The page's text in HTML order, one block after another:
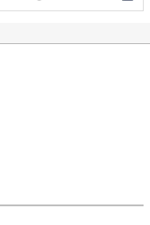
(1978), מתי והיכן התקיימו ומה היו